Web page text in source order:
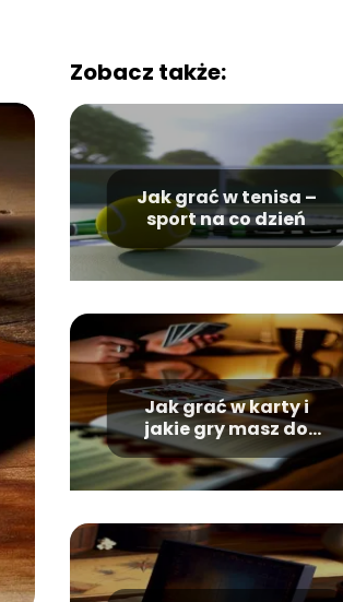
Zobacz także:
Jak grać w tenisa –
sport na co dzień
Jak grać w karty i
jakie gry masz do
wyboru?